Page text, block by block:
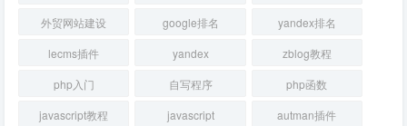
外贸网站建设
google排名
yandex排名
lecms插件
yandex
zblog教程
php入门
自写程序
php函数
javascript教程
javascript
autman插件